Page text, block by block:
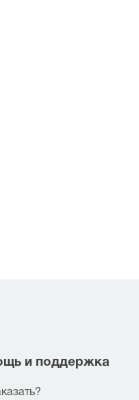
и поддержка